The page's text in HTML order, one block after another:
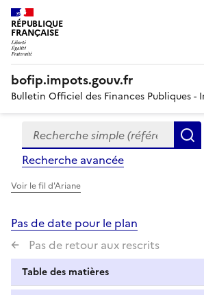
RÉPUBLIQUE
FRANÇAISE
bofip.impots.gouv.fr
Bulletin Officiel des Finances Publiques -
Formulaire
de
recherche
Recherche simple (références,
Recherche avancée
Voir le fil d'Ariane
Pas de date pour le plan
Pas de retour aux rescrits
Table des matières